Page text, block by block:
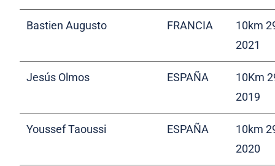
Bastien Augusto FRANCIA
10km
2021
Jesús Olmos ESPAÑA
10Km
2019
Youssef Taoussi ESPAÑA
10km
2020